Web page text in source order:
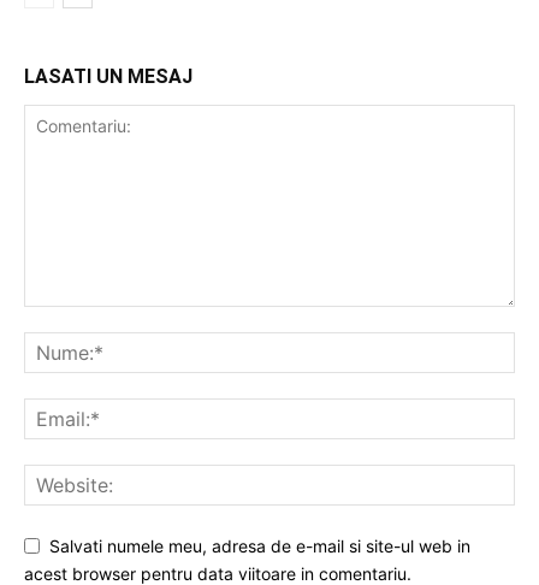
LASATI UN MESAJ
Salvati numele meu, adresa de e-mail si site-ul web in
acest browser pentru data viitoare in comentariu.